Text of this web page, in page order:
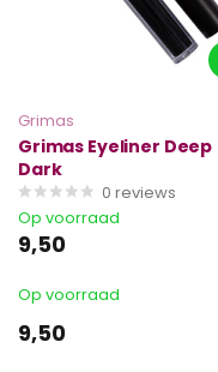
Grimas
Grimas Eyeliner Deep
Dark
0 reviews
Op voorraad
9,50
Op voorraad
9,50